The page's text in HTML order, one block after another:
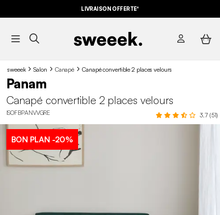
LIVRAISON OFFERTE*
sweeek Salon Canapé Canapé convertible 2 places velours
Panam
Canapé convertible 2 places velours
ISOFBPANVVGRE 3.7 (51)
BON PLAN -20%